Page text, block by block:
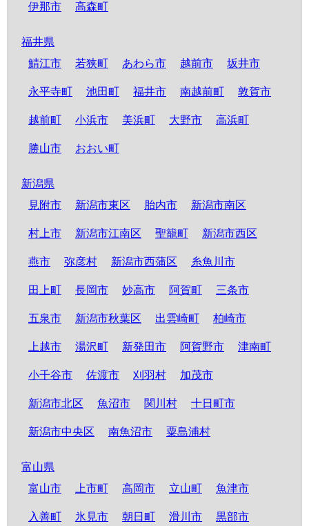
伊那市 高森町
福井県
鯖江市
若狭町 あわら市 越前市 坂井市
永平寺町 池田町 福井市 南越前町 敦賀市
越前町 小浜市 美浜町 大野市 高浜町
勝山市 おおい町
新潟県
見附市
新潟市東区 胎内市 新潟市南区
村上市 新潟市江南区 聖籠町 新潟市西区
燕市 弥彦村 新潟市西蒲区 糸魚川市
田上町 長岡市 妙高市 阿賀町 三条市
五泉市 新潟市秋葉区 出雲崎町 柏崎市
上越市 湯沢町 新発田市 阿賀野市 津南町
小千谷市 佐渡市 刈羽村 加茂市
新潟市北区 魚沼市 関川村 十日町市
新潟市中央区 南魚沼市 粟島浦村
富山県
富山市
上市町 高岡市 立山町 魚津市
入善町 氷見市 朝日町 滑川市 黒部市